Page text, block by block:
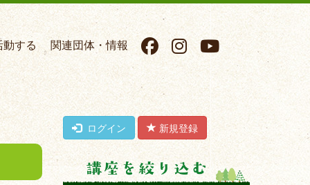
する 関連団体・情報
ログイン 新規登録